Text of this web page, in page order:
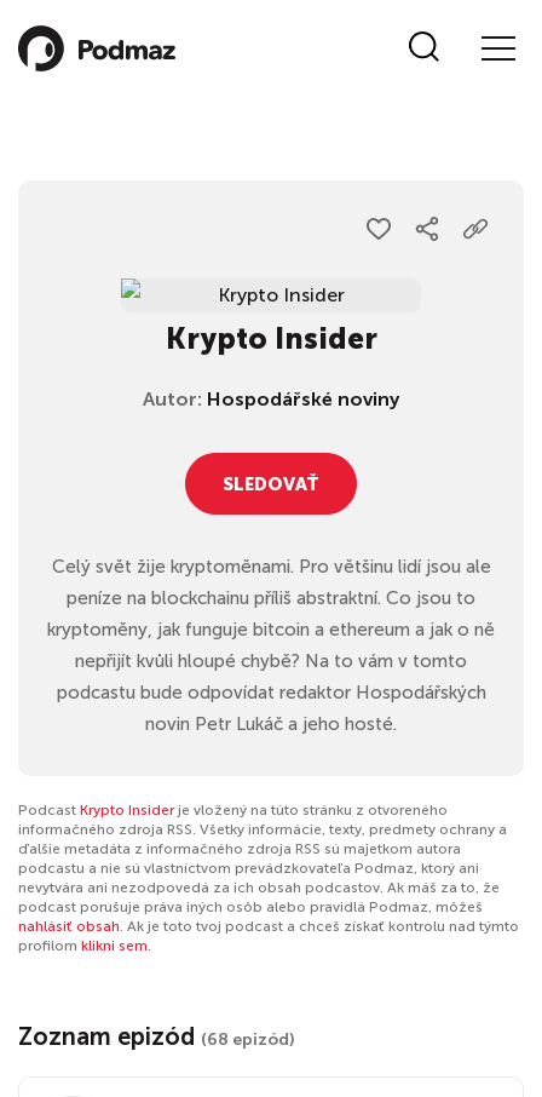
Krypto Insider
Autor: Hospodářské noviny
SLEDOVAŤ
Celý svět žije kryptoměnami. Pro většinu lidí jsou ale
peníze na blockchainu příliš abstraktní. Co jsou to
kryptoměny, jak funguje bitcoin a ethereum a jak o ně
nepřijít kvůli hloupé chybě? Na to vám v tomto
podcastu bude odpovídat redaktor Hospodářských
novin Petr Lukáč a jeho hosté.
Podcast Krypto Insiderje vložený na túto stránku z otvoreného
informačného zdroja RSS. Všetky informácie, texty, predmety ochrany a
ďalšie metadáta z informačného zdroja RSS sú majetkom autora
podcastu a nie sú vlastníctvom prevádzkovateľa Podmaz, ktorý ani
nevytvára ani nezodpovedá za ich obsah podcastov. Ak máš za to, že
podcast porušuje práva iných osôb alebo pravidlá Podmaz, môžeš
nahlásiť obsah. Ak je toto tvoj podcast a chceš získať kontrolu nad týmto
profilom klikni sem.
Zoznam epizód (68 epizód)